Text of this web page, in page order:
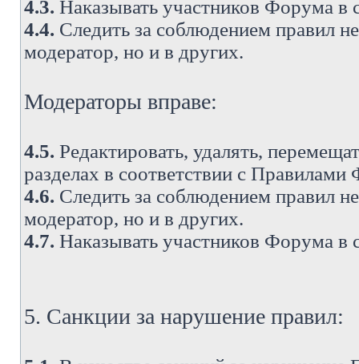
4.3. Наказывать участников Форума
4.4. Следить за соблюдением правил
модератор, но и в других.
Модераторы вправе:
4.5. Редактировать, удалять,
разделах в соответствии с
4.6. Следить за соблюдением правил
модератор, но и в других.
4.7. Наказывать участников Форума
5. Санкции за нарушение правил: